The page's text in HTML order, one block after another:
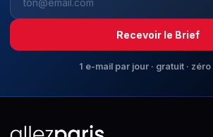
Recevoir le Brief
1 e-mail par jour · gratuit ·